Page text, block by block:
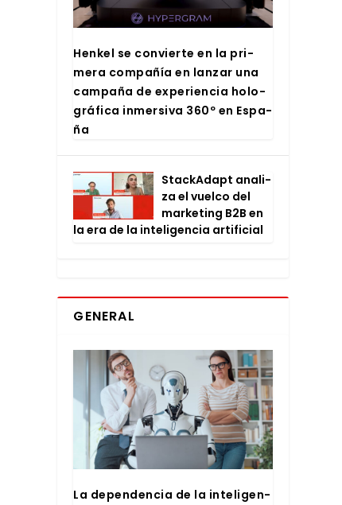
Hen­kel se con­vier­te en la pri­
me­ra com­pa­ñía en lan­zar una
cam­pa­ña de expe­rien­cia holo­
grá­fi­ca inmer­si­va 360º en Espa­
ña
Stac­kA­dapt ana­li­
za el vuel­co del
mar­ke­ting B2B en
la era de la inte­li­gen­cia arti­fi­cial
GENERAL
La depen­den­cia de la inte­li­gen­